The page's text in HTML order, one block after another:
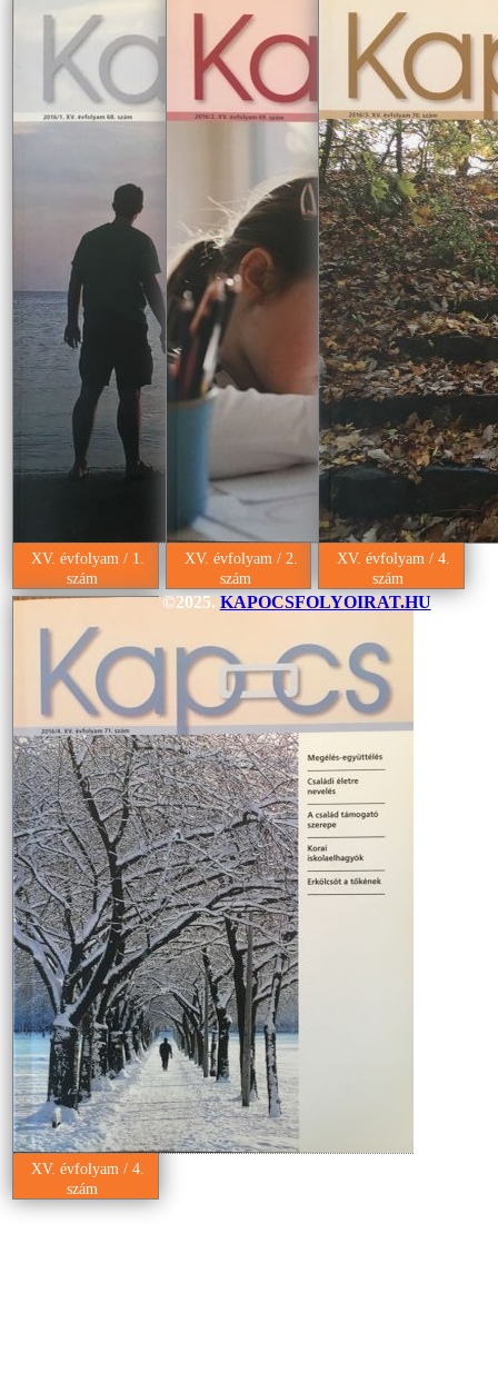
XV. évfolyam / 1.
szám
XV. évfolyam / 2.
szám
XV. évfolyam / 4.
szám
XV. évfolyam / 4.
szám
©2025.KAPOCSFOLYOIRAT.HU